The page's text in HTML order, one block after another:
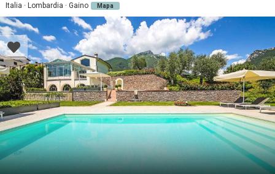
Italia · Lombardia · Gaino Mapa